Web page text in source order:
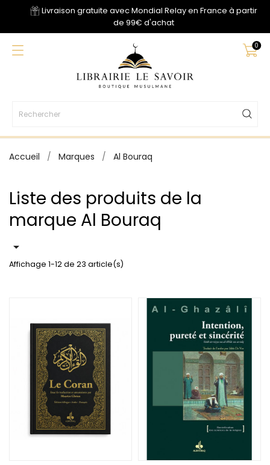
Livraison gratuite avec Mondial Relay en France à partir
de 99€ d'achat
0
Accueil Marques Al Bouraq
Liste des produits de la
marque Al Bouraq

Affichage 1-12 de 23 article(s)